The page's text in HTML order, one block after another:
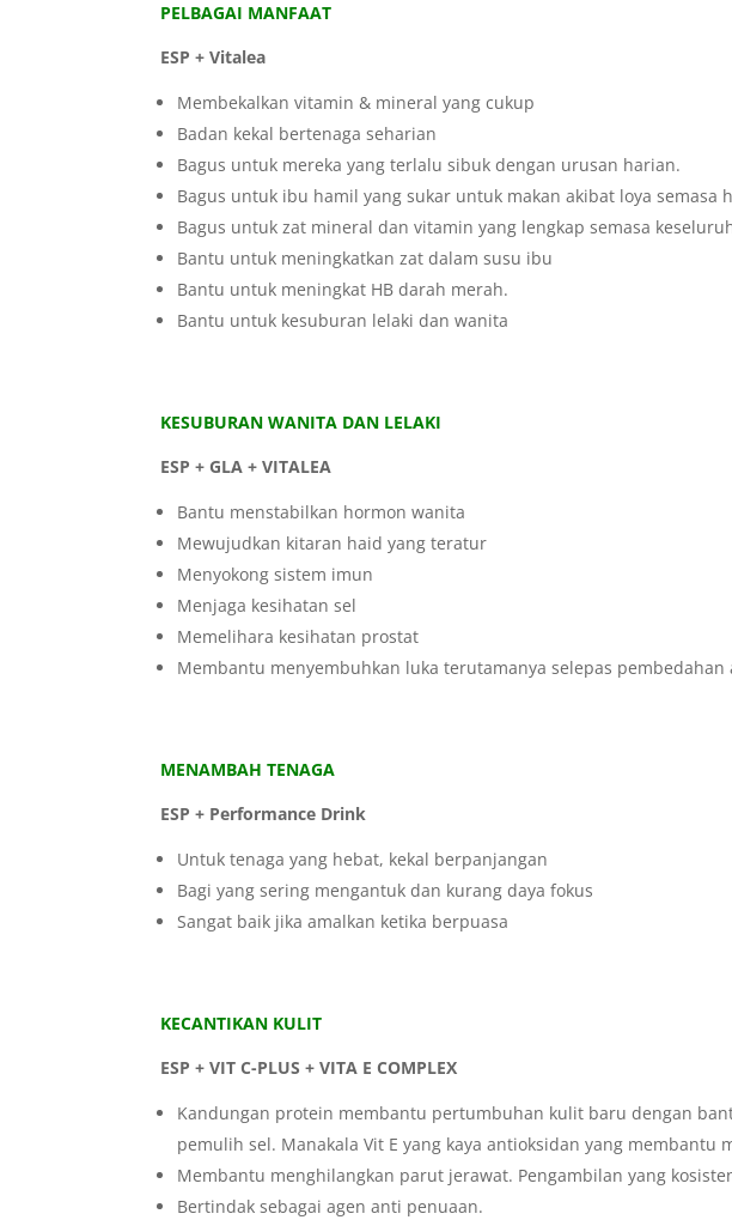
PELBAGAI MANFAAT
ESP + Vitalea
Membekalkan vitamin & mineral yang cukup
Badan kekal bertenaga seharian
Bagus untuk mereka yang terlalu sibuk dengan urusan harian.
Bagus untuk ibu hamil yang sukar untuk makan akibat loya semasa
Bagus untuk zat mineral dan vitamin yang lengkap semasa
Bantu untuk meningkatkan zat dalam susu ibu
Bantu untuk meningkat HB darah merah.
Bantu untuk kesuburan lelaki dan wanita
KESUBURAN WANITA DAN LELAKI
ESP + GLA + VITALEA
Bantu menstabilkan hormon wanita
Mewujudkan kitaran haid yang teratur
Menyokong sistem imun
Menjaga kesihatan sel
Memelihara kesihatan prostat
Membantu menyembuhkan luka terutamanya selepas pembedahan
MENAMBAH TENAGA
ESP + Performance Drink
Untuk tenaga yang hebat, kekal berpanjangan
Bagi yang sering mengantuk dan kurang daya fokus
Sangat baik jika amalkan ketika berpuasa
KECANTIKAN KULIT
ESP + VIT C-PLUS + VITA E COMPLEX
Kandungan protein membantu pertumbuhan kulit baru dengan
pemulih sel. Manakala Vit E yang kaya antioksidan yang membantu
Membantu menghilangkan parut jerawat. Pengambilan yang
Bertindak sebagai agen anti penuaan.